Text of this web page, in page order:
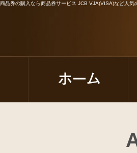
商品券の購入なら商品券サービス JCB VJA(VISA)など人気